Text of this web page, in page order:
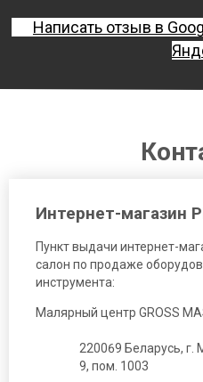
Написать отзыв в
Интернет-магазин
Пункт выдачи интернет-
салон по продаже
инструмента:
Малярный центр GROSS
220069 Беларусь, г.
9, пом. 1003